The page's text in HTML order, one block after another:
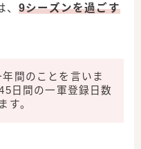
9シーズンを過ごす
間のことを言いま
日間の一軍登録日数
す。